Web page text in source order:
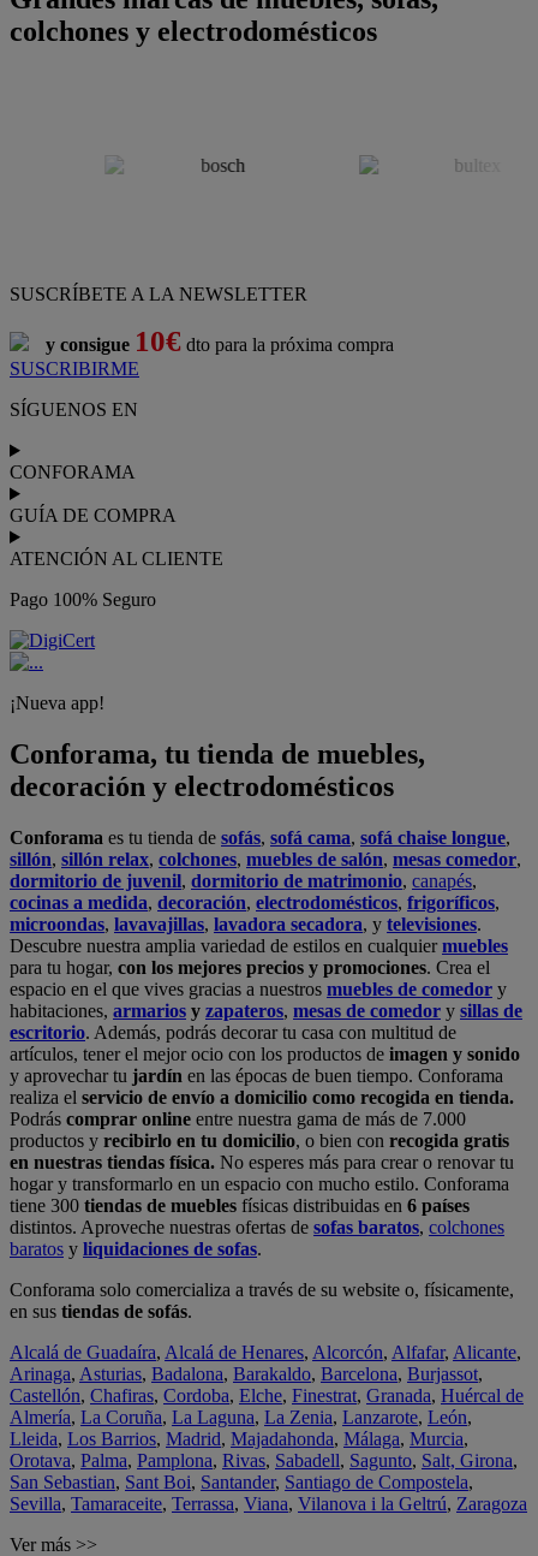
colchones y electrodomésticos
SUSCRÍBETE A LA NEWSLETTER
y consigue 10€ dto para la próxima compra
SUSCRIBIRME
SÍGUENOS EN
CONFORAMA
GUÍA DE COMPRA
ATENCIÓN AL CLIENTE
Pago 100% Seguro
¡Nueva app!
Conforama, tu tienda de muebles,
decoración y electrodomésticos
Conforama es tu tienda de sofás, sofá cama, sofá chaise longue,
sillón, sillón relax, colchones, muebles de salón, mesas comedor,
dormitorio de juvenil, dormitorio de matrimonio, canapés,
cocinas a medida, decoración, electrodomésticos, frigoríficos,
microondas, lavavajillas, lavadora secadora, y televisiones.
Descubre nuestra amplia variedad de estilos en cualquiermuebles
para tu hogar, con los mejores precios y promociones. Crea el
espacio en el que vives gracias a nuestros muebles de comedor y
habitaciones, armarios y zapateros, mesas de comedor y sillas de
escritorio. Además, podrás decorar tu casa con multitud de
artículos, tener el mejor ocio con los productos de imagen y sonido
y aprovechar tu jardín en las épocas de buen tiempo. Conforama
realiza el servicio de envío a domicilio como recogida en tienda.
Podrás comprar online entre nuestra gama de más de 7.000
productos y recibirlo en tu domicilio, o bien con recogida gratis
en nuestras tiendas física. No esperes más para crear o renovar tu
hogar y transformarlo en un espacio con mucho estilo. Conforama
tiene 300 tiendas de muebles físicas distribuidas en 6 países
distintos. Aproveche nuestras ofertas de sofas baratos, colchones
baratos y liquidaciones de sofas.
Conforama solo comercializa a través de su website o, físicamente,
en sus tiendas de sofás.
Alcalá de Guadaíra, Alcalá de Henares, Alcorcón, Alfafar, Alicante,
Arinaga, Asturias, Badalona, Barakaldo, Barcelona, Burjassot,
Castellón, Chafiras, Cordoba, Elche, Finestrat, Granada, Huércal de
Almería, La Coruña, La Laguna, La Zenia, Lanzarote, León,
Lleida, Los Barrios, Madrid, Majadahonda, Málaga, Murcia,
Orotava, Palma, Pamplona, Rivas, Sabadell, Sagunto, Salt, Girona,
San Sebastian, Sant Boi, Santander, Santiago de Compostela,
Sevilla, Tamaraceite, Terrassa, Viana, Vilanova i la Geltrú, Zaragoza
Ver más >>